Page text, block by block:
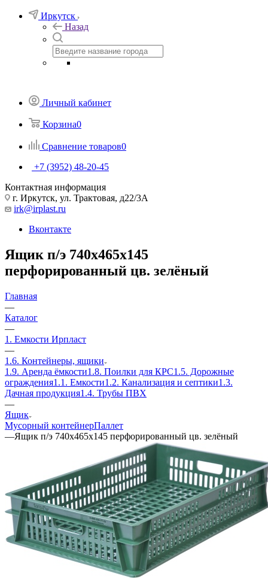
Иркутск
Назад
Личный кабинет
Корзина0
Сравнение товаров0
+7 (3952) 48-20-45
Контактная информация
г. Иркутск, ул. Трактовая, д22/3А
irk@irplast.ru
Вконтакте
Ящик п/э 740х465х145
перфорированный цв. зелёный
Главная
—
Каталог
—
1. Емкости Ирпласт
—
1.6. Контейнеры, ящики
1.9. Аренда ёмкости1.8. Поилки для КРС1.5. Дорожные
ограждения1.1. Емкости1.2. Канализация и септики1.3.
Дачная продукция1.4. Трубы ПВХ
—
Ящик
Мусорный контейнерПаллет
—Ящик п/э 740х465х145 перфорированный цв. зелёный